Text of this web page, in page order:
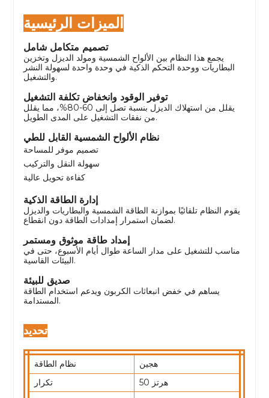
الميزات الرئيسية
تصميم متكامل شامل
يجمع هذا النظام بين الألواح الشمسية ومولد الديزل وتخزين
البطاريات ووحدة التحكم الذكية في وحدة واحدة لسهولة النشر
والتشغيل.
توفير الوقود وانخفاض تكلفة التشغيل
يقلل من استهلاك الديزل بنسبة تصل إلى 60-80%، مما يقلل
من نفقات التشغيل على المدى الطويل.
نظام الألواح الشمسية القابل للطي
تصميم موفر للمساحة
سهولة النقل والتركيب
كفاءة تحويل عالية
إدارة الطاقة الذكية
يقوم النظام تلقائيًا بموازنة الطاقة الشمسية والبطاريات والديزل
لضمان استمرار إمدادات الطاقة دون انقطاع.
إمداد طاقة موثوق ومستمر
مناسب للتشغيل على مدار الساعة طوال أيام الأسبوع، حتى في
البيئات القاسية.
صديق للبيئة
يساهم في خفض انبعاثات الكربون ويدعم استخدام الطاقة
المستدامة.
تحديد
نظام الطاقة
هجين
تكرار
50 هرتز